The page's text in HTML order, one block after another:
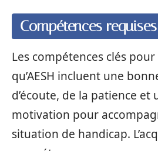
Compétences requises
Les compétences clés
qu’AESH incluent une
d’écoute, de la patience et
motivation pour
situation de handicap.